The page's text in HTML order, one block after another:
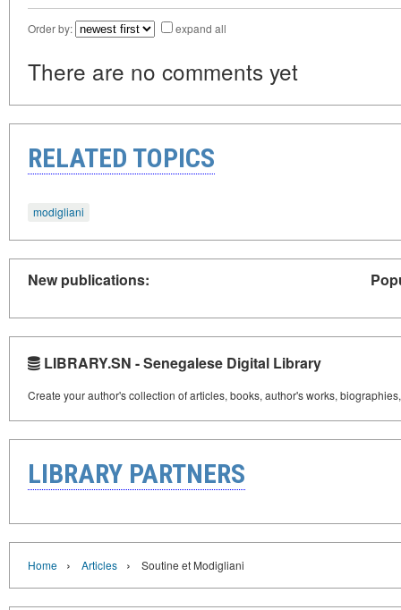
Order by: expand all
There are no comments yet
RELATED TOPICS
modigliani
New publications:
LIBRARY.SN - Senegalese Digital Library
Create your author's collection of articles, books, author's works,
LIBRARY PARTNERS
Home › Articles › Soutine et Modigliani